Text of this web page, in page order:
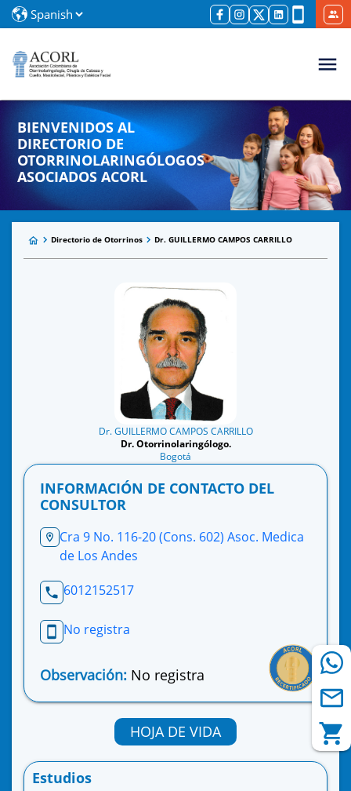
BIENVENIDOS AL
DIRECTORIO DE
OTORRINOLARINGÓLOGOS
ASOCIADOS ACORL
Directorio de Otorrinos Dr. GUILLERMO CAMPOS CARRILLO
Dr. GUILLERMO CAMPOS CARRILLO
Dr. Otorrinolaringólogo.
Bogotá
INFORMACIÓN DE CONTACTO DEL
CONSULTOR
Cra 9 No. 116-20 (Cons. 602) Asoc. Medica
de Los Andes
6012152517
No registra
Observación: No registra
HOJA DE VIDA
Estudios